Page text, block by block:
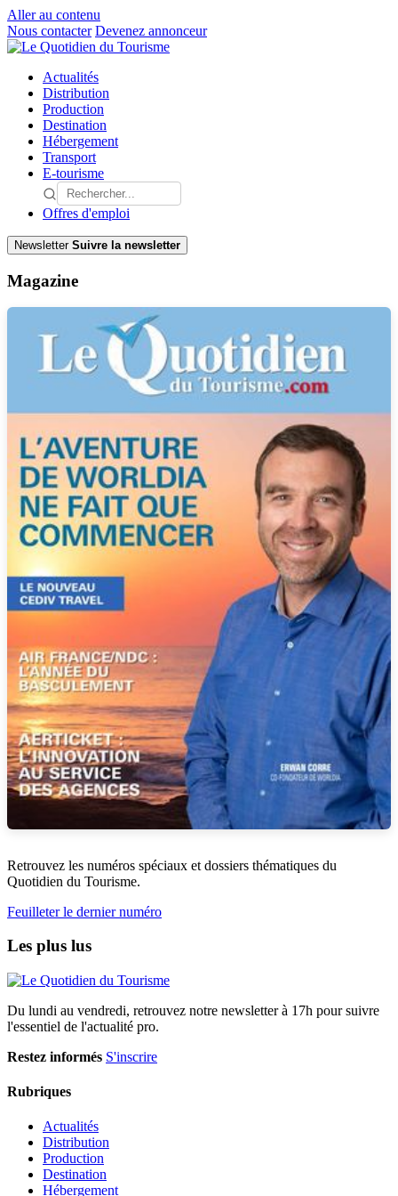
Aller au contenu
Nous contacter Devenez annonceur
Actualités
Distribution
Production
Destination
Hébergement
Transport
E-tourisme
Offres d'emploi
Newsletter Suivre la newsletter
Magazine
Retrouvez les numéros spéciaux et dossiers thématiques du
Quotidien du Tourisme.
Feuilleter le dernier numéro
Les plus lus
Du lundi au vendredi, retrouvez notre newsletter à 17h pour suivre
l'essentiel de l'actualité pro.
Restez informés S'inscrire
Rubriques
Actualités
Distribution
Production
Destination
Hébergement